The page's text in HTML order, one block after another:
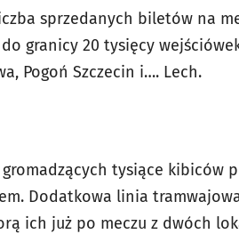
sprzedanych biletów na
granicy 20 tysięcy
Pogoń Szczecin i…. Lech.
tysiące kibiców
Dodatkowa linia
ich już po meczu z dwóch